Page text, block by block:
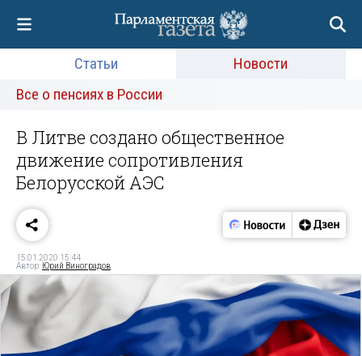
Статьи
Новости
Все о пенсиях в России
В Литве создано общественное
движение сопротивления
Белорусской АЭС
15.01.2020 15:44
Автор: Юрий Виноградов